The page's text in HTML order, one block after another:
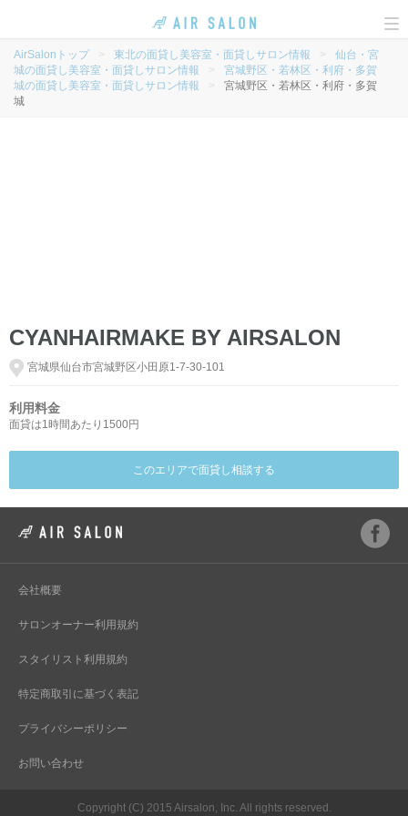
AirSalonトップ > 東北の面貸し美容室・面貸しサロン情報 >
仙台・宮
城の面貸し美容室・面貸しサロン情報
>
宮城野区・若林区・利府・多賀
城の面貸し美容室・面貸しサロン情報
>
宮城野区・若林区・利府・多賀
城
CYANHAIRMAKE BY AIRSALON
宮城県仙台市宮城野区小田原1-7-30-101
利用料金
面貸は1時間あたり1500円
このエリアで面貸し相談する
会社概要
サロンオーナー利用規約
スタイリスト利用規約
特定商取引に基づく表記
プライバシーポリシー
お問い合わせ
Copyright (C) 2015 Airsalon, Inc. All rights reserved.